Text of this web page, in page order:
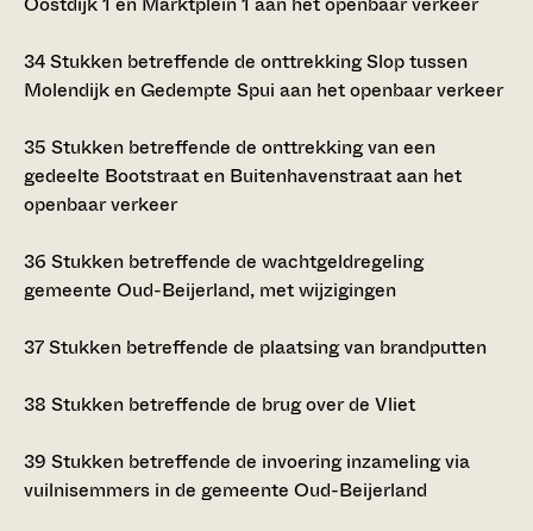
34Stukken betreffende de onttrekking Slop tussen
Molendijk en Gedempte Spui aan het openbaar verkeer
35 Stukken betreffende de onttrekking van een
gedeelte Bootstraat en Buitenhavenstraat aan het
openbaar verkeer
36 Stukken betreffende de wachtgeldregeling
gemeente Oud-Beijerland, met wijzigingen
37Stukken betreffende de plaatsing van brandputten
38 Stukken betreffende de brug over de Vliet
39 Stukken betreffende de invoering inzameling via
vuilnisemmers in de gemeente Oud-Beijerland